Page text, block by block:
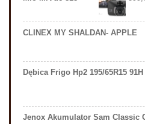
CLINEX MY SHALDAN- APPLE
Dębica Frigo Hp2 195/65R15 91H
Jenox Akumulator Sam Classic